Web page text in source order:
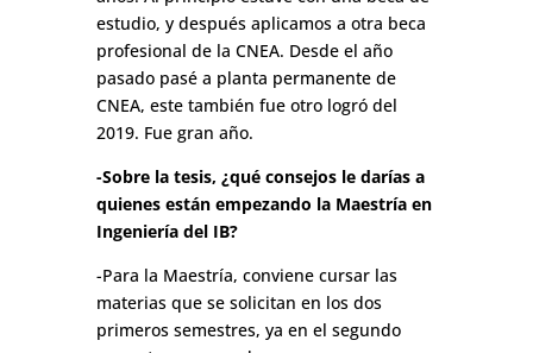
estudio, y después aplicamos a otra beca
profesional de la CNEA. Desde el año
pasado pasé a planta permanente de
CNEA, este también fue otro logró del
2019. Fue gran año.
-Sobre la tesis, ¿qué consejos le darías a
quienes están empezando la Maestría en
Ingeniería del IB?
-Para la Maestría, conviene cursar las
materias que se solicitan en los dos
primeros semestres, ya en el segundo